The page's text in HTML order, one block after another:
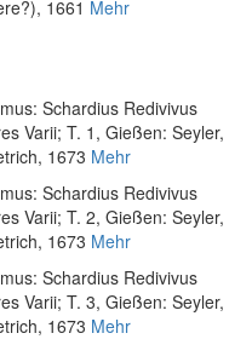
1661 Mehr
: Schardius Redivivus
Varii; T. 1 , Gießen: Seyler,
1673 Mehr
: Schardius Redivivus
Varii; T. 2, Gießen: Seyler,
1673 Mehr
: Schardius Redivivus
Varii; T. 3, Gießen: Seyler,
1673 Mehr